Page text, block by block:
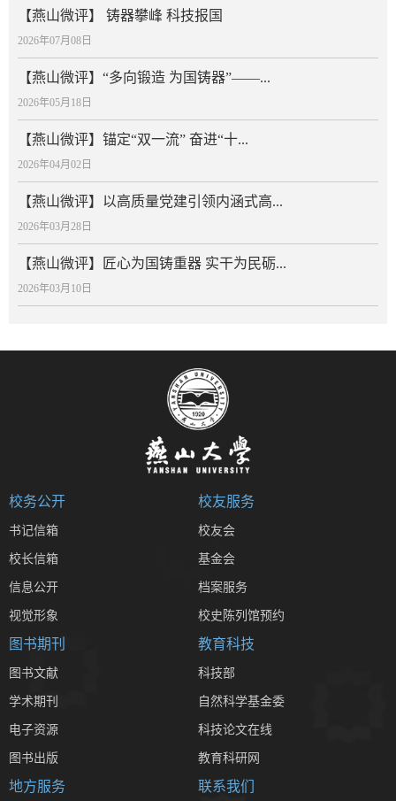
【燕山微评】 铸器攀峰 科技报国
2026年07月08日
【燕山微评】“多向锻造 为国铸器”——...
2026年05月18日
【燕山微评】锚定“双一流” 奋进“十...
2026年04月02日
【燕山微评】以高质量党建引领内涵式高...
2026年03月28日
【燕山微评】匠心为国铸重器 实干为民砺...
2026年03月10日
校务公开
书记信箱
校长信箱
信息公开
视觉形象
校友服务
校友会
基金会
档案服务
校史陈列馆预约
图书期刊
图书文献
学术期刊
电子资源
图书出版
教育科技
科技部
自然科学基金委
科技论文在线
教育科研网
地方服务 联系我们